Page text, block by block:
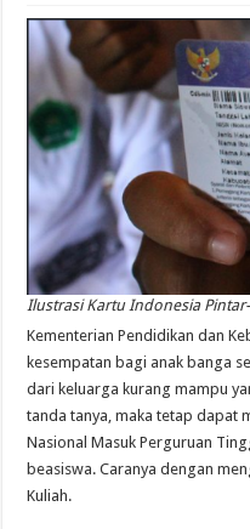
Ilustrasi Kartu Indonesia
Kementerian Pendidikan dan
kesempatan bagi anak banga
dari keluarga kurang mampu
tanda tanya, maka tetap dapat
Nasional Masuk Perguruan
beasiswa. Caranya dengan
Kuliah.